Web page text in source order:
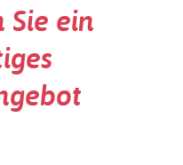
Sie ein